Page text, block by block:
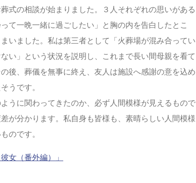
式の相談が始まりました。３人それぞれの思いがある
て一晩一緒に過ごしたい」と胸の内を告白したとこ
いました。私は第三者として「火葬場が混み合ってい
い」という状況を説明し、これまで長い間母親を看て
後、葬儀を無事に終え、友人は施設へ感謝の意を込め
うです。
うに関わってきたのか、必ず人間模様が見えるもので
が分かります。私自身も皆様も、素晴らしい人間模様
のです。
女（番外編）」